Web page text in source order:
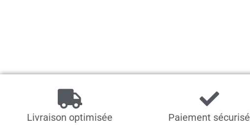
Livraison optimisée Paiement sécurisé